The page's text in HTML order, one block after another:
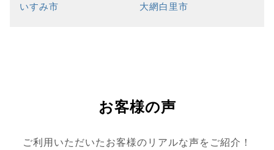
いすみ市 大網白里市
お客様の声
ご利用いただいたお客様のリアルな声をご紹介！